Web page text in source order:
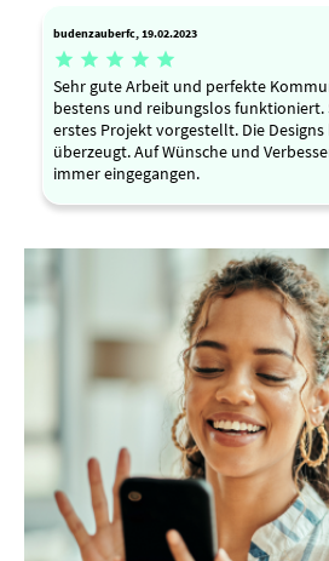
budenzauberfc, 19.02.2023
    
Sehr gute Arbeit und perfekte
bestens und reibungslos funktioniert.
erstes Projekt vorgestellt. Die
überzeugt. Auf Wünsche und
immer eingegangen.